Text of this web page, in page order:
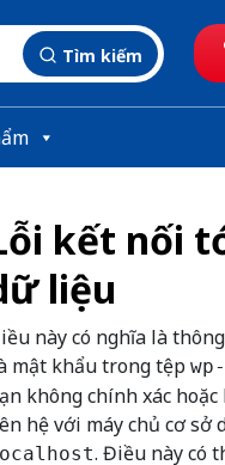
Tìm kiếm
kết nối
liệu
này có nghĩa là
mật khẩu trong tệp
không chính xác
hệ với máy chủ cơ sở
. Điều này có